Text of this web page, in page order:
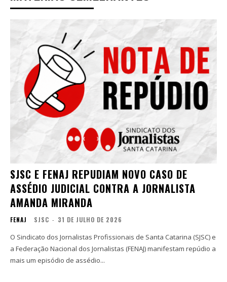
SJSC E FENAJ REPUDIAM NOVO CASO DE
ASSÉDIO JUDICIAL CONTRA A JORNALISTA
AMANDA MIRANDA
FENAJ SJSC - 31 DE JULHO DE 2026
O Sindicato dos Jornalistas Profissionais de Santa Catarina (SJSC) e
a Federação Nacional dos Jornalistas (FENAJ) manifestam repúdio a
mais um episódio de assédio...